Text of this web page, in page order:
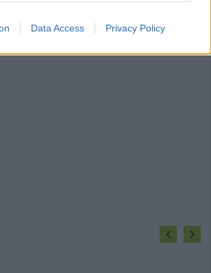
Data Access Privacy Policy